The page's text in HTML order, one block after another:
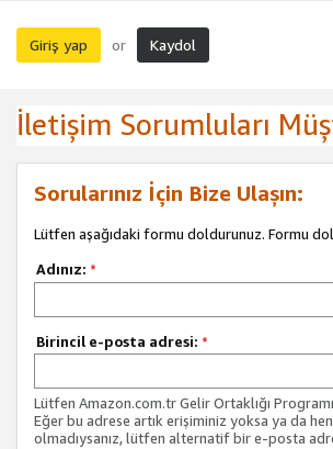
Giriş yap or Kaydol
İletişim Sorumluları
Sorularınız İçin Bize Ulaşın:
Lütfen aşağıdaki formu doldurunuz. Formu
Adınız: *
Birincil e-posta adresi: *
Lütfen Amazon.com.tr Gelir Ortaklığı
Eğer bu adrese artık erişiminiz yoksa ya da
olmadıysanız, lütfen alternatif bir e-posta